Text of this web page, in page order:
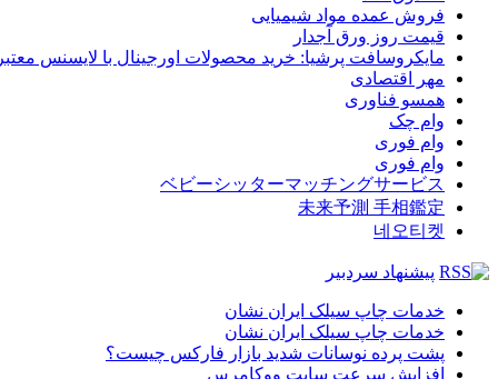
فروش عمده مواد شیمیایی
قیمت روز ورق آجدار
مایکروسافت پرشیا: خرید محصولات اورجینال با لایسنس معتبر
مهر اقتصادی
همسو فناوری
وام چک
وام فوری
وام فوری
ベビーシッターマッチングサービス
未来予測 手相鑑定
네오티켓
پیشنهاد سردبیر
خدمات چاپ سیلک ایران نشان
خدمات چاپ سیلک ایران نشان
پشت پرده نوسانات شدید بازار فارکس چیست؟
افزایش سرعت سایت ووکامرس